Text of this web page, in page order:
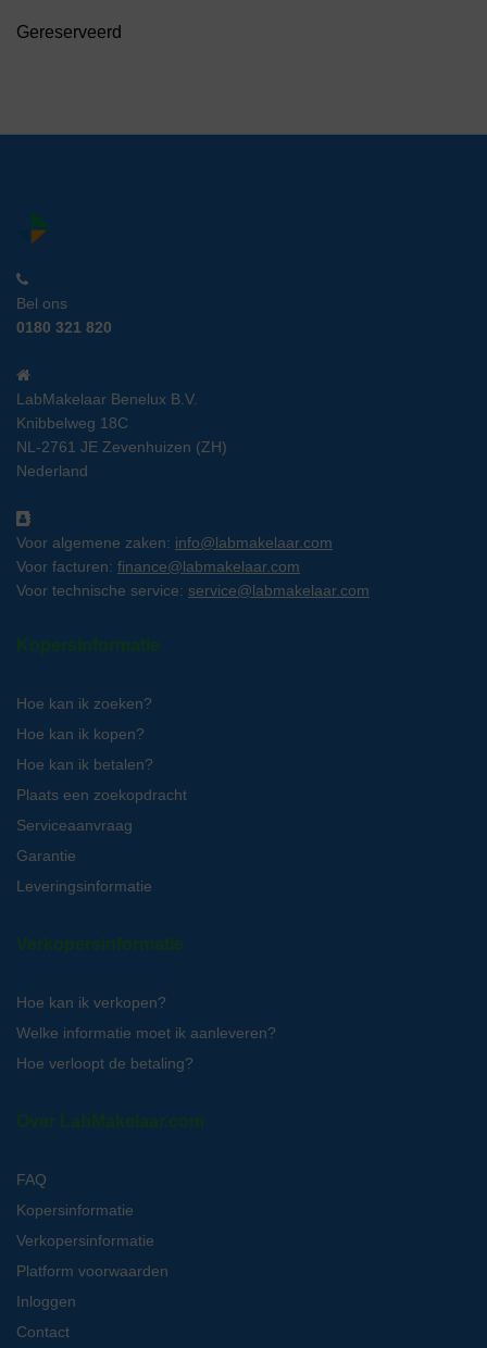
Gereserveerd
Bel ons
0180 321 820
LabMakelaar Benelux B.V.
Knibbelweg 18C
NL-2761 JE Zevenhuizen (ZH)
Nederland
Voor algemene zaken: info@labmakelaar.com
Voor facturen: finance@labmakelaar.com
Voor technische service: service@labmakelaar.com
Kopersinformatie
Hoe kan ik zoeken?
Hoe kan ik kopen?
Hoe kan ik betalen?
Plaats een zoekopdracht
Serviceaanvraag
Garantie
Leveringsinformatie
Verkopersinformatie
Hoe kan ik verkopen?
Welke informatie moet ik aanleveren?
Hoe verloopt de betaling?
Over LabMakelaar.com
FAQ
Kopersinformatie
Verkopersinformatie
Platform voorwaarden
Inloggen
Contact